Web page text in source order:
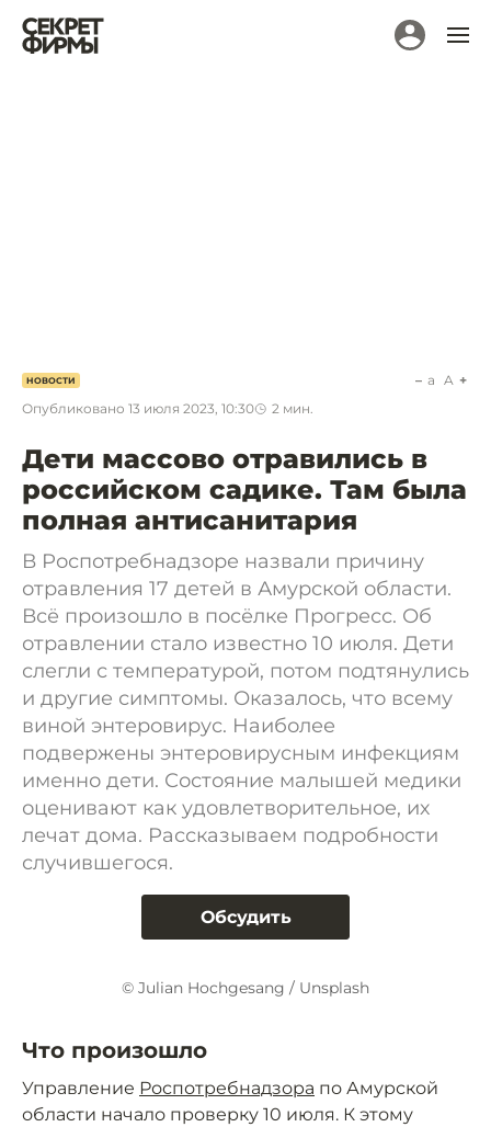
НОВОСТИ
Опубликовано 13 июля 2023, 10:30 2 мин.
a A
Дети массово отравились в
российском садике. Там была
полная антисанитария
В Роспотребнадзоре назвали причину
отравления 17 детей в Амурской области.
Всё произошло в посёлке Прогресс. Об
отравлении стало известно 10 июля. Дети
слегли с температурой, потом подтянулись
и другие симптомы. Оказалось, что всему
виной энтеровирус. Наиболее
подвержены энтеровирусным инфекциям
именно дети. Состояние малышей медики
оценивают как удовлетворительное, их
лечат дома. Рассказываем подробности
случившегося.
Обсудить
© Julian Hochgesang / Unsplash
Что произошло
Управление Роспотребнадзора по Амурской
области начало проверку 10 июля. К этому